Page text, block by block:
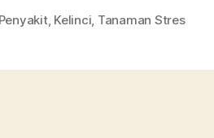
, Kelinci, Tanaman Stres